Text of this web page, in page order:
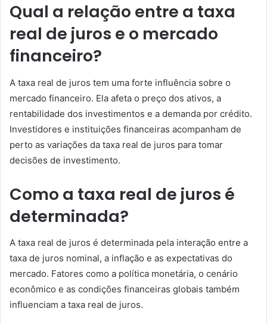
Qual a relação entre a taxa
real de juros e o mercado
financeiro?
A taxa real de juros tem uma forte influência sobre o
mercado financeiro. Ela afeta o preço dos ativos, a
rentabilidade dos investimentos e a demanda por crédito.
Investidores e instituições financeiras acompanham de
perto as variações da taxa real de juros para tomar
decisões de investimento.
Como a taxa real de juros é
determinada?
A taxa real de juros é determinada pela interação entre a
taxa de juros nominal, a inflação e as expectativas do
mercado. Fatores como a política monetária, o cenário
econômico e as condições financeiras globais também
influenciam a taxa real de juros.